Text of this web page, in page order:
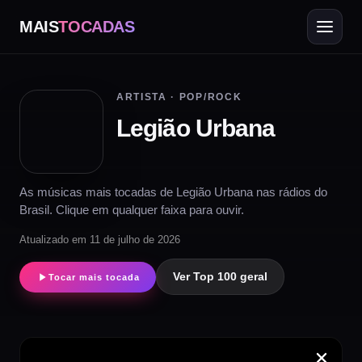
MAISTOCADAS
ARTISTA · POP/ROCK
Legião Urbana
As músicas mais tocadas de Legião Urbana nas rádios do
Brasil. Clique em qualquer faixa para ouvir.
Atualizado em 11 de julho de 2026
Tocar mais tocada Ver Top 100 geral